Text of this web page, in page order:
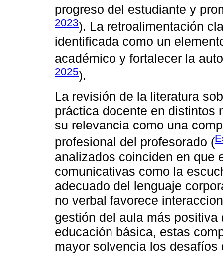
progreso del estudiante y
2023). La retroalimentación
identificada como un
académico y fortalecer la
2025).
La revisión de la literatura
práctica docente en distintos
su relevancia como una
profesional del profesorado (
analizados coinciden en que
comunicativas como la
adecuado del lenguaje
no verbal favorece
gestión del aula más positiva
educación básica, estas
mayor solvencia los